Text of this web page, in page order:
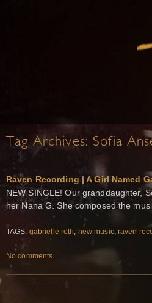
Tag Archives: Sofia
Raven Recording | A Girl Named
NEW SINGLE! Our granddaughter,
her Nana G. She composed the
TAGS: gabrielle roth, new music,raven
No comments